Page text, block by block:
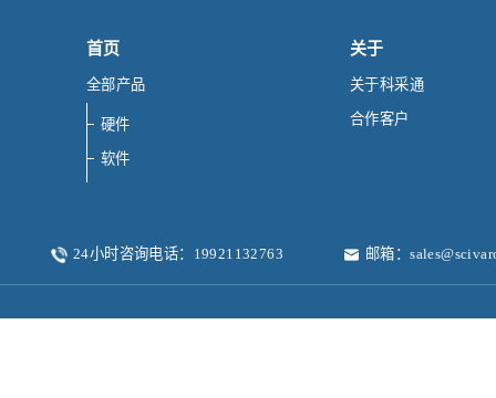
首页
全部产品
硬件
软件
关于
关于科采通
合作客户
24小时咨询电话：19921132763 邮箱：